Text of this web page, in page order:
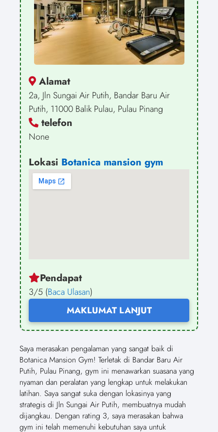
Alamat
2a, Jln Sungai Air Putih, Bandar Baru Air
Putih, 11000 Balik Pulau, Pulau Pinang
telefon
None
Lokasi Botanica mansion gym
Pendapat
3/5 (Baca Ulasan)
MAKLUMAT LANJUT
Saya merasakan pengalaman yang sangat baik di
Botanica Mansion Gym! Terletak di Bandar Baru Air
Putih, Pulau Pinang, gym ini menawarkan suasana yang
nyaman dan peralatan yang lengkap untuk melakukan
latihan. Saya sangat suka dengan lokasinya yang
strategis di Jln Sungai Air Putih, membuatnya mudah
dijangkau. Dengan rating 3, saya merasakan bahwa
gym ini telah memenuhi kebutuhan saya untuk